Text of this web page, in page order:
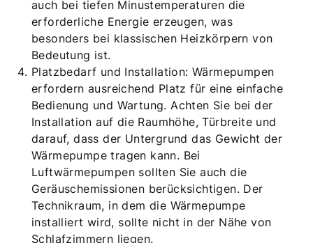
auch bei tiefen Minustemperaturen die
erforderliche Energie erzeugen, was
besonders bei klassischen Heizkörpern von
Bedeutung ist.
Platzbedarf und Installation: Wärmepumpen
erfordern ausreichend Platz für eine einfache
Bedienung und Wartung. Achten Sie bei der
Installation auf die Raumhöhe, Türbreite und
darauf, dass der Untergrund das Gewicht der
Wärmepumpe tragen kann. Bei
Luftwärmepumpen sollten Sie auch die
Geräuschemissionen berücksichtigen. Der
Technikraum, in dem die Wärmepumpe
installiert wird, sollte nicht in der Nähe von
Schlafzimmern liegen.